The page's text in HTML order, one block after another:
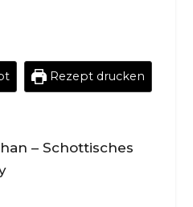
Rezept drucken
– Schottisches